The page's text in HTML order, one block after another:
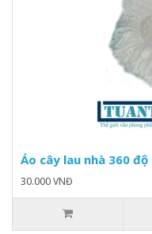
Áo cây lau nhà 360 độ
30.000 VNĐ